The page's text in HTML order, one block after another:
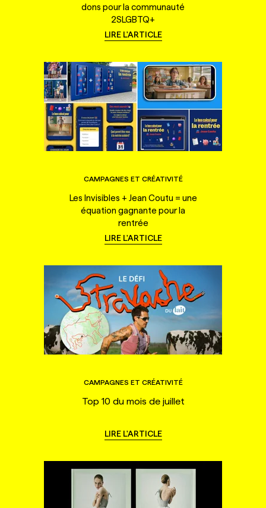
dons pour la communauté
2SLGBTQ+
LIRE L'ARTICLE
CAMPAGNES ET CRÉATIVITÉ
Les Invisibles + Jean Coutu = une
équation gagnante pour la
rentrée
LIRE L'ARTICLE
CAMPAGNES ET CRÉATIVITÉ
Top 10 du mois de juillet
LIRE L'ARTICLE